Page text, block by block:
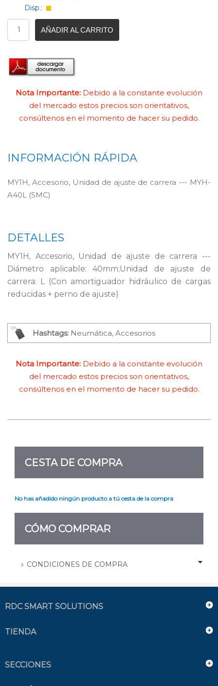
Disp.:
AÑADIR AL CARRITO
Nota Importante: Debido a la constante evolución
del mercado estos precios son orientativos,
consúltenos en el momento de hacer su pedido.
INFORMACIÓN RÁPIDA
MY1H, Accesorio, Unidad de ajuste de carrera --- MYH-
A40L (SMC)
DETALLES
MY1H, Accesorio, Unidad de ajuste de carrera ---
Diámetro aplicable: 40mm;Unidad de ajuste de
carrera: L (Con amortiguador hidráulico de cargas
reducidas + perno de ajuste)
Hashtags: Neumática, Accesorios
Nota Importante: Debido a la constante evolución
del mercado estos precios son orientativos,
consúltenos en el momento de hacer su pedido.
CESTA DE COMPRA
No has añadido ningún producto a tú cesta de la compra
CÓMO COMPRAR
CONDICIONES DE COMPRA
RDC SMART SOLUTIONS
TIENDA
SECCIONES